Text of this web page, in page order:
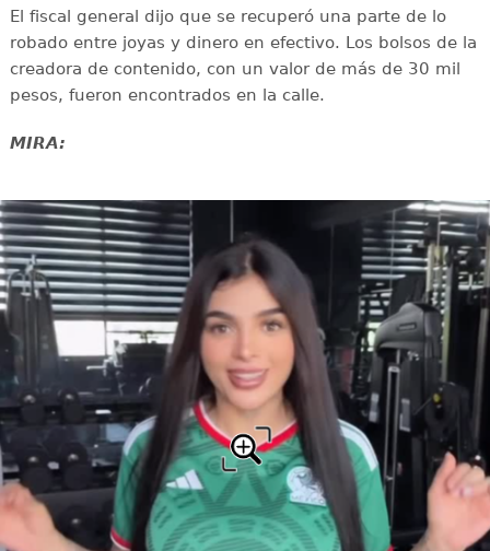
El fiscal general dijo que se recuperó una parte de lo
robado entre joyas y dinero en efectivo. Los bolsos de la
creadora de contenido, con un valor de más de 30 mil
pesos, fueron encontrados en la calle.
MIRA: